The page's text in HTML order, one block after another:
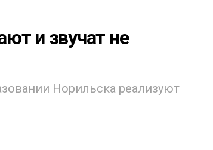
и звучат не
Норильска реализуют